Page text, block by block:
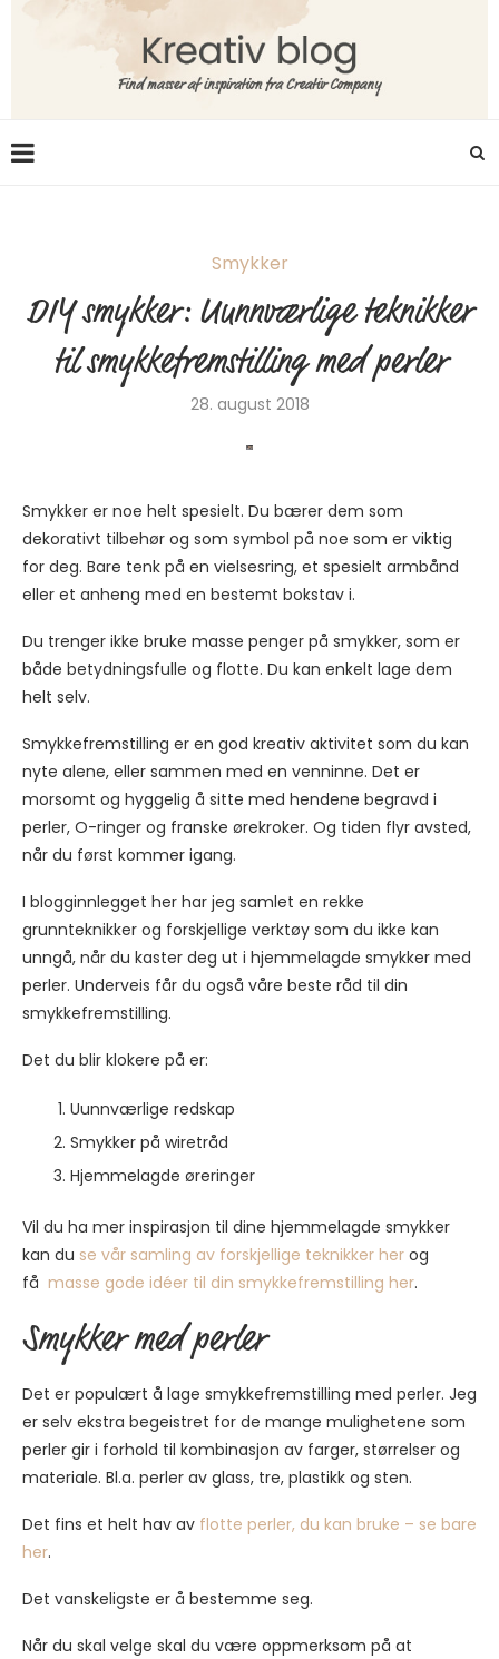
Smykker
DIY smykker: Uunnværlige teknikker
til smykkefremstilling med perler
28. august 2018
Smykker er noe helt spesielt. Du bærer dem som
dekorativt tilbehør og som symbol på noe som er viktig
for deg. Bare tenk på en vielsesring, et spesielt armbånd
eller et anheng med en bestemt bokstav i.
Du trenger ikke bruke masse penger på smykker, som er
både betydningsfulle og flotte. Du kan enkelt lage dem
helt selv.
Smykkefremstilling er en god kreativ aktivitet som du kan
nyte alene, eller sammen med en venninne. Det er
morsomt og hyggelig å sitte med hendene begravd i
perler, O-ringer og franske ørekroker. Og tiden flyr avsted,
når du først kommer igang.
I blogginnlegget her har jeg samlet en rekke
grunnteknikker og forskjellige verktøy som du ikke kan
unngå, når du kaster deg ut i hjemmelagde smykker med
perler. Underveis får du også våre beste råd til din
smykkefremstilling.
Det du blir klokere på er:
Uunnværlige redskap
Smykker på wiretråd
Hjemmelagde øreringer
Vil du ha mer inspirasjon til dine hjemmelagde smykker
kan du se vår samling av forskjellige teknikker her og
få masse gode idéer til din smykkefremstilling her.
Smykker med perler
Det er populært å lage smykkefremstilling med perler. Jeg
er selv ekstra begeistret for de mange mulighetene som
perler gir i forhold til kombinasjon av farger, størrelser og
materiale. Bl.a. perler av glass, tre, plastikk og sten.
Det fins et helt hav av flotte perler, du kan bruke – se bare
her.
Det vanskeligste er å bestemme seg.
Når du skal velge skal du være oppmerksom på at